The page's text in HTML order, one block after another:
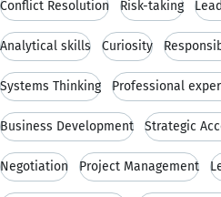
Conflict Resolution Risk-taking
Analytical skills Curiosity
Systems Thinking Professional
Business Development Strategic
Negotiation Project Management